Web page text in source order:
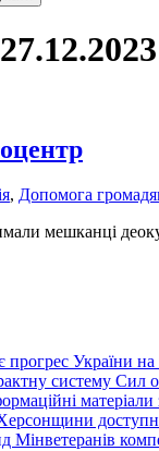
, Допомога
мешканці
України на
систему Сил
матеріали з
Мінветеранів